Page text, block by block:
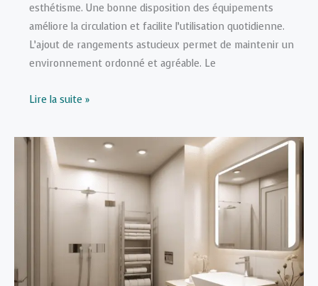
esthétisme. Une bonne disposition des équipements
améliore la circulation et facilite l’utilisation quotidienne.
L’ajout de rangements astucieux permet de maintenir un
environnement ordonné et agréable. Le
Salle
bain
moderne :
optimiser
l’espace
Lire la suite »